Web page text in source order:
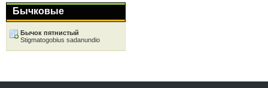
Бычковые
Бычок пятнистый
Stigmatogobius sadanundio